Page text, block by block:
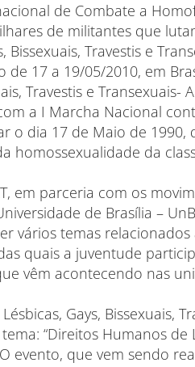
de Combate a
de militantes que
Travestis e
17 a 19/05/2010, em
Travestis e Transexuais-
a I Marcha Nacional
o dia 17 de Maio de 1990,
homossexualidade da
em parceria com os
de Brasília –
vários temas relacionados
quais a juventude
vêm acontecendo nas
Gays, Bissexuais,
“Direitos Humanos de
evento, que vem sendo